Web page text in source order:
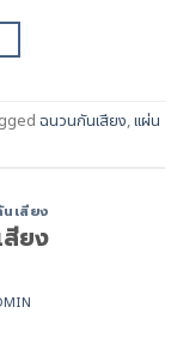
ฉนวนกันเสียง,แผ่น
เสียง
ยง